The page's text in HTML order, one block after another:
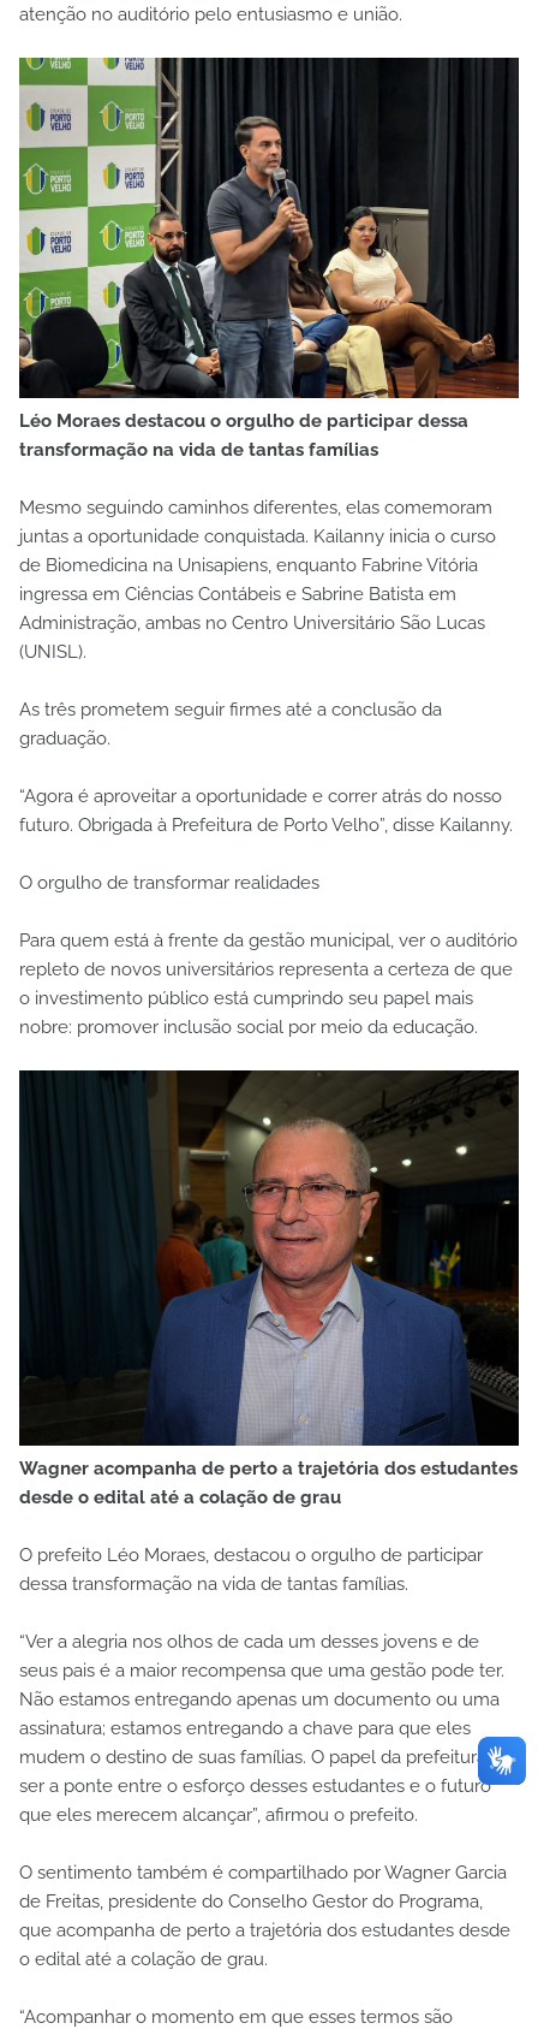
atenção no auditório pelo entusiasmo e união.
Léo Moraes destacou o orgulho de participar dessa
transformação na vida de tantas famílias
Mesmo seguindo caminhos diferentes, elas comemoram
juntas a oportunidade conquistada. Kailanny inicia o curso
de Biomedicina na Unisapiens, enquanto Fabrine Vitória
ingressa em Ciências Contábeis e Sabrine Batista em
Administração, ambas no Centro Universitário São Lucas
(UNISL).
As três prometem seguir firmes até a conclusão da
graduação.
“Agora é aproveitar a oportunidade e correr atrás do nosso
futuro. Obrigada à Prefeitura de Porto Velho”, disse Kailanny.
O orgulho de transformar realidades
Para quem está à frente da gestão municipal, ver o auditório
repleto de novos universitários representa a certeza de que
o investimento público está cumprindo seu papel mais
nobre: promover inclusão social por meio da educação.
Wagner acompanha de perto a trajetória dos estudantes
desde o edital até a colação de grau
O prefeito Léo Moraes, destacou o orgulho de participar
dessa transformação na vida de tantas famílias.
“Ver a alegria nos olhos de cada um desses jovens e de
seus pais é a maior recompensa que uma gestão pode ter.
Não estamos entregando apenas um documento ou uma
assinatura; estamos entregando a chave para que eles
mudem o destino de suas famílias. O papel da prefeitura é
ser a ponte entre o esforço desses estudantes e o futuro
que eles merecem alcançar”, afirmou o prefeito.
O sentimento também é compartilhado por Wagner Garcia
de Freitas, presidente do Conselho Gestor do Programa,
que acompanha de perto a trajetória dos estudantes desde
o edital até a colação de grau.
“Acompanhar o momento em que esses termos são